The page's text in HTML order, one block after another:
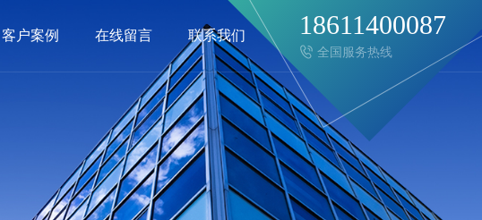
18611400087
全国服务热线
客户案例 在线留言 联系我们